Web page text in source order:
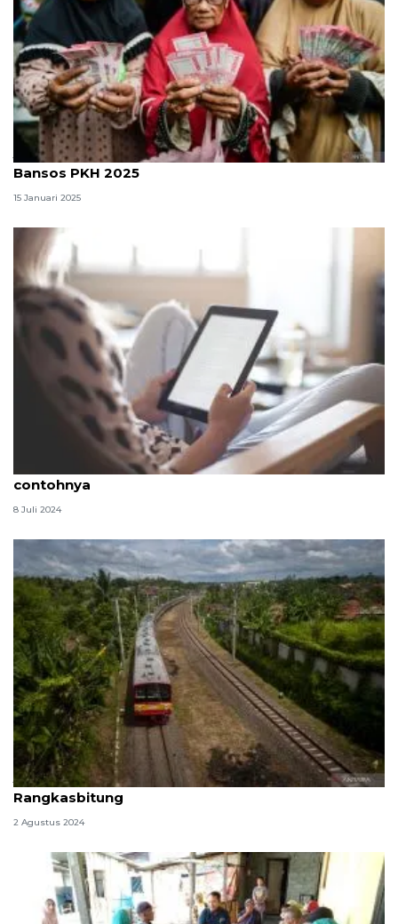
Jadwal pencairan dan cara cek NIK KTP penerima
Bansos PKH 2025
15 Januari 2025
Perbedaan hard news dan soft news beserta
contohnya
8 Juli 2024
Jadwal KRL Commuter Line dari Tanah Abang ke
Rangkasbitung
2 Agustus 2024